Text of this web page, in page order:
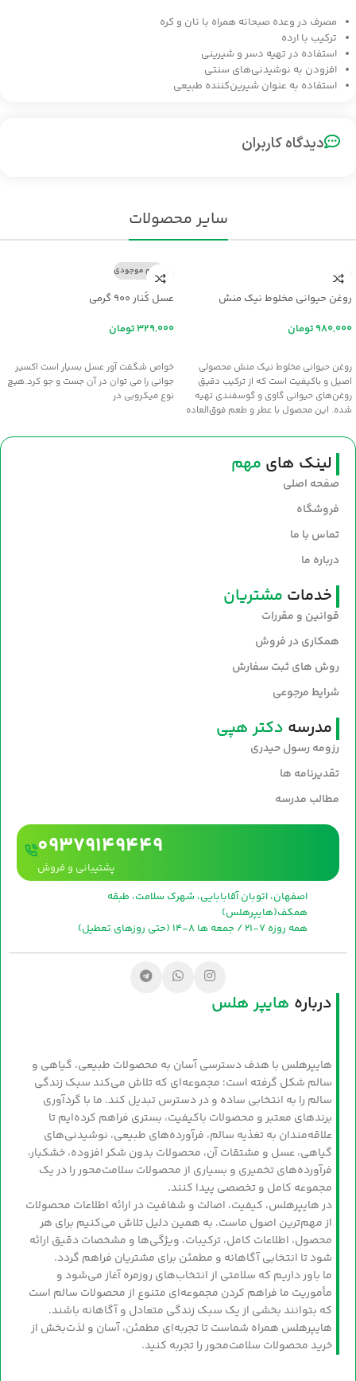
مصرف در وعده صبحانه همراه با نان و کره
ترکیب با ارده
استفاده در تهیه دسر و شیرینی
افزودن به نوشیدنی‌های سنتی
استفاده به عنوان شیرین‌کننده طبیعی
دیدگاه کاربران
سایر محصولات
روغن حیوانی مخلوط نیک منش
تومان
روغن حیوانی مخلوط نیک منش محصولی
اصیل و باکیفیت است که از ترکیب دقیق
روغن‌های حیوانی گاوی و گوسفندی تهیه
شده. این محصول با عطر و طعم فوق‌العاده
خوش‌عطر و صبحانه‌های مقوی است. سلامت
و طعم اصیل را با روغن نیک‌منش به
سفره‌های خود بیاورید.
اتمام موجودی
عسل کُنار ۹۰۰ گرمی
تومان
خواص شگفت آور عسل بسيار است اکسير
جواني را مي توان در آن جست و جو کرد.هيچ
نوع ميکروبي در
لینک های مهم
صفحه اصلی
فروشگاه
تماس با ما
درباره ما
خدمات مشتریان
قوانین و مقررات
همکاری در فروش
روش های ثبت سفارش
شرایط مرجوعی
مدرسه دکتر هپی
رزومه رسول حیدری
تقدیرنامه ها
مطالب مدرسه
09379149449
پشتیبانی و فروش
اصفهان، اتوبان آقابابایی، شهرک سلامت، طبقه
همکف(هایپرهلس)
همه روزه 7-21 / جمعه ها 8-14 (حتی روزهای تعطیل)
درباره هایپر هلس
هایپرهلس با هدف دسترسی آسان به محصولات طبیعی، گیاهی و
سالم شکل گرفته است؛ مجموعه‌ای که تلاش می‌کند سبک زندگی
سالم را به انتخابی ساده و در دسترس تبدیل کند. ما با گردآوری
برندهای معتبر و محصولات باکیفیت، بستری فراهم کرده‌ایم تا
علاقه‌مندان به تغذیه سالم، فرآورده‌های طبیعی، نوشیدنی‌های
گیاهی، عسل و مشتقات آن، محصولات بدون شکر افزوده، خشکبار،
فرآورده‌های تخمیری و بسیاری از محصولات سلامت‌محور را در یک
مجموعه کامل و تخصصی پیدا کنند.
در هایپرهلس، کیفیت، اصالت و شفافیت در ارائه اطلاعات محصولات
از مهم‌ترین اصول ماست. به همین دلیل تلاش می‌کنیم برای هر
محصول، اطلاعات کامل، ترکیبات، ویژگی‌ها و مشخصات دقیق ارائه
شود تا انتخابی آگاهانه و مطمئن برای مشتریان فراهم گردد.
ما باور داریم که سلامتی از انتخاب‌های روزمره آغاز می‌شود و
مأموریت ما فراهم کردن مجموعه‌ای متنوع از محصولات سالم است
که بتوانند بخشی از یک سبک زندگی متعادل و آگاهانه باشند.
هایپرهلس همراه شماست تا تجربه‌ای مطمئن، آسان و لذت‌بخش از
خرید محصولات سلامت‌محور را تجربه کنید.